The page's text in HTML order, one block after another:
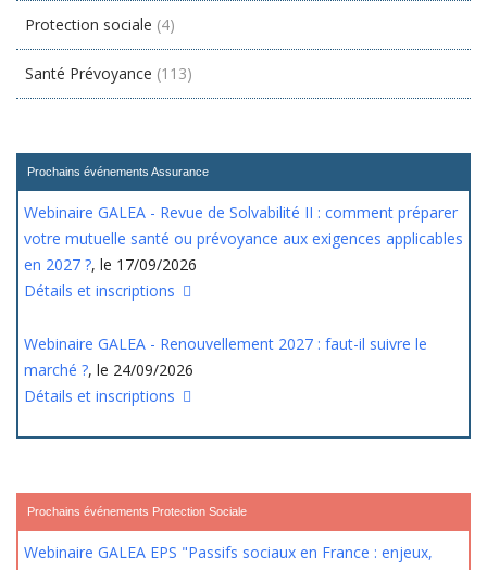
Protection sociale (4)
Santé Prévoyance (113)
Prochains événements Assurance
Webinaire GALEA - Revue de Solvabilité II : comment préparer
votre mutuelle santé ou prévoyance aux exigences applicables
en 2027 ?, le 17/09/2026
Détails et inscriptions
Webinaire GALEA - Renouvellement 2027 : faut-il suivre le
marché ?, le 24/09/2026
Détails et inscriptions
Prochains événements Protection Sociale
Webinaire GALEA EPS "Passifs sociaux en France : enjeux,